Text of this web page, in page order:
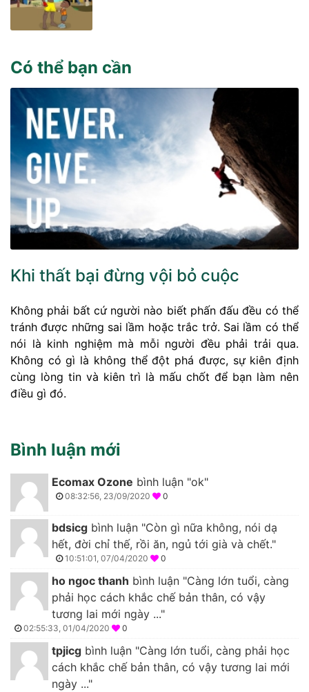
Có thể bạn cần
Khi thất bại đừng vội bỏ cuộc
Không phải bất cứ người nào biết phấn đấu đều có thể
tránh được những sai lầm hoặc trắc trở. Sai lầm có thể
nói là kinh nghiệm mà mỗi người đều phải trải qua.
Không có gì là không thể đột phá được, sự kiên định
cùng lòng tin và kiên trì là mấu chốt để bạn làm nên
điều gì đó.
Bình luận mới
Ecomax Ozone bình luận "ok"
08:32:56, 23/09/2020 0
bdsicg bình luận "Còn gì nữa không, nói dạ
hết, đời chỉ thế, rồi ăn, ngủ tới già và chết."
10:51:01, 07/04/2020 0
ho ngoc thanh bình luận "Càng lớn tuổi, càng
phải học cách khắc chế bản thân, có vậy
tương lai mới ngày ..."
02:55:33, 01/04/2020 0
tpjicg bình luận "Càng lớn tuổi, càng phải học
cách khắc chế bản thân, có vậy tương lai mới
ngày ..."